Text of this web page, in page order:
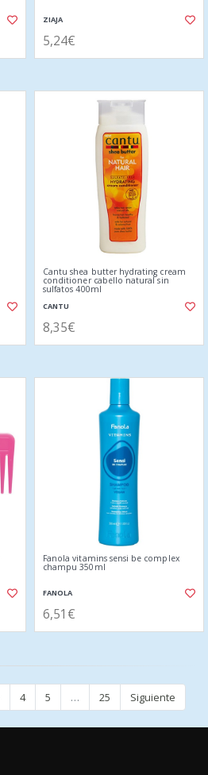
ZIAJA
5,24€
Cantu shea butter hydrating cream
conditioner cabello natural sin
sulfatos 400ml
CANTU
8,35€
Fanola vitamins sensi be complex
champu 350ml
FANOLA
6,51€
4 5 … 25 Siguiente